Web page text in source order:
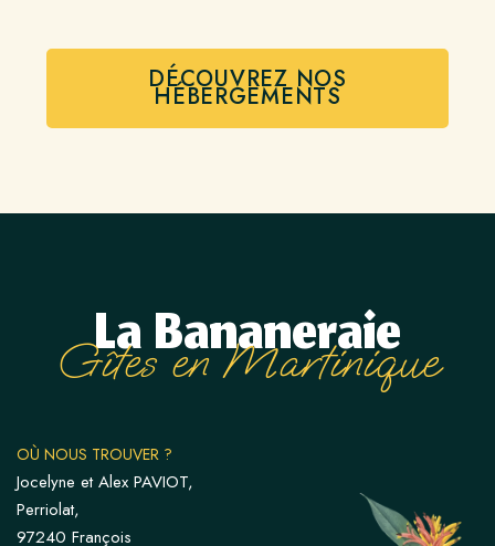
DÉCOUVREZ NOS
HÉBERGEMENTS
La Bananeraie
Gîtes en Martinique
OÙ NOUS TROUVER ?
Jocelyne et Alex PAVIOT,
Perriolat,
97240 François